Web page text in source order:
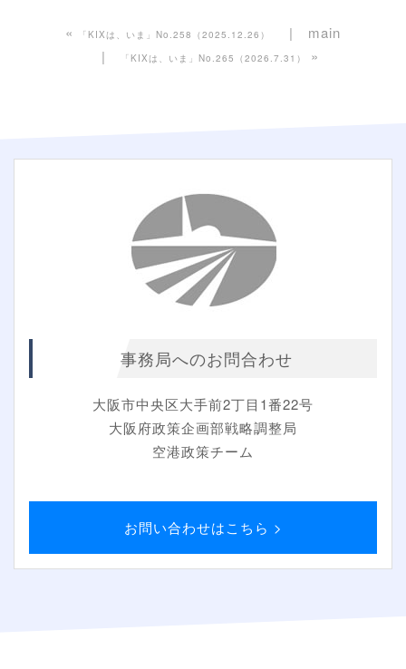
« 「KIXは、いま」No.258（2025.12.26） main
「KIXは、いま」No.265（2026.7.31） »
事務局へのお問合わせ
大阪市中央区大手前2丁目1番22号
大阪府政策企画部戦略調整局
空港政策チーム
お問い合わせはこちら >